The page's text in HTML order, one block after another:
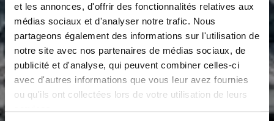
et les annonces, d'offrir des fonctionnalités relatives aux
médias sociaux et d'analyser notre trafic. Nous
partageons également des informations sur l'utilisation de
notre site avec nos partenaires de médias sociaux, de
publicité et d'analyse, qui peuvent combiner celles-ci
avec d'autres informations que vous leur avez fournies
ou qu'ils ont collectées lors de votre utilisation de leurs
services.